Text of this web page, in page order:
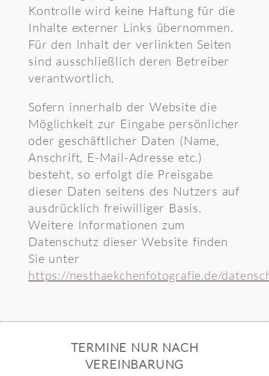
Kontrolle wird keine Haftung für die
Inhalte externer Links übernommen.
Für den Inhalt der verlinkten Seiten
sind ausschließlich deren Betreiber
verantwortlich.
Sofern innerhalb der Website die
Möglichkeit zur Eingabe persönlicher
oder geschäftlicher Daten (Name,
Anschrift, E-Mail-Adresse etc.)
besteht, so erfolgt die Preisgabe
dieser Daten seitens des Nutzers auf
ausdrücklich freiwilliger Basis.
Weitere Informationen zum
Datenschutz dieser Website finden
Sie unter
https://nesthaekchenfotografie.de/
TERMINE NUR NACH
VEREINBARUNG